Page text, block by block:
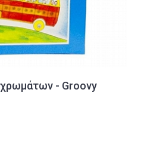
χρωμάτων - Groovy